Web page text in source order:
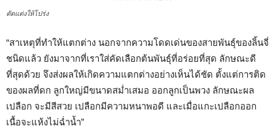
ตัดแต่งให้โปร่ง
“สาเหตุที่ทำให้แตกต่าง นอกจากความโดดเด่นของสายพันธุ์ของลิ้นจี่
ชนิดแล้ว ยังมาจากที่เราใส่คัดเลือกต้นพันธุ์ที่อร่อยที่สุด ลักษณะดี
ที่สุดด้วย จึงส่งผลให้เกิดความแตกต่างอย่างเห็นได้ชัด ตั้งแต่การติด
ของผลที่ดก ลูกใหญ่มีขนาดสม่ำเสมอ ออกลูกเป็นพวง ลักษณะผล
เปลือก จะมีสีสวย เปลือกมีความหนาพอดี และเมื่อแกะเปลือกออก
เนื้อจะแห้งไม่ฉ่ำน้ำ”